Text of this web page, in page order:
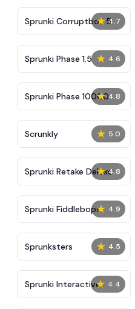
★ 4.7
Sprunki Corruptbox 5
★ 4.6
Sprunki Phase 1.5
★ 4.8
Sprunki Phase 10000
★ 5.0
Scrunkly
★ 4.8
Sprunki Retake Deluxe
★ 4.9
Sprunki Fiddlebops
★ 4.5
Sprunksters
★ 4.4
Sprunki Interactive
Tunner